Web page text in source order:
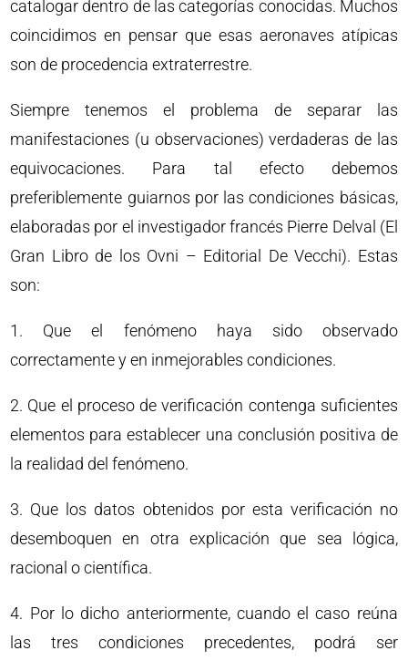
catalogar dentro de las categorías conocidas. Muchos
coincidimos en pensar que esas aeronaves atípicas
son de procedencia extraterrestre.
Siempre tenemos el problema de separar las
manifestaciones (u observaciones) verdaderas de las
equivocaciones. Para tal efecto debemos
preferiblemente guiarnos por las condiciones básicas,
elaboradas por el investigador francés Pierre Delval (El
Gran Libro de los Ovni – Editorial De Vecchi). Estas
son:
1. Que el fenómeno haya sido observado
correctamente y en inmejorables condiciones.
2. Que el proceso de verificación contenga suficientes
elementos para establecer una conclusión positiva de
la realidad del fenómeno.
3. Que los datos obtenidos por esta verificación no
desemboquen en otra explicación que sea lógica,
racional o científica.
4. Por lo dicho anteriormente, cuando el caso reúna
las tres condiciones precedentes, podrá ser